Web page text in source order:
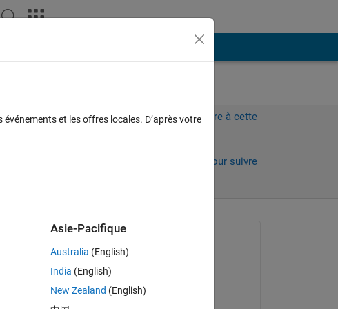
Connectez-vous pour répondre à cette
Connectez-vous pour suivre
plus anciens
Nikolas Spiliopoulos
le 22 Nov 2021
et les offres locales. D’après votre
Asie-Pacifique
Australia (English)
India (English)
New Zealand (English)